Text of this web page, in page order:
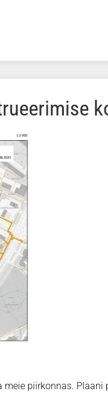
piirkonnas.